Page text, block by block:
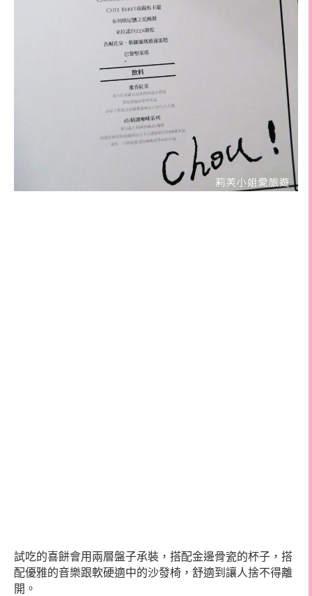
試吃的喜餅會用兩層盤子承裝，搭配金邊骨瓷的杯子，搭
配優雅的音樂跟軟硬適中的沙發椅，舒適到讓人捨不得離
開。